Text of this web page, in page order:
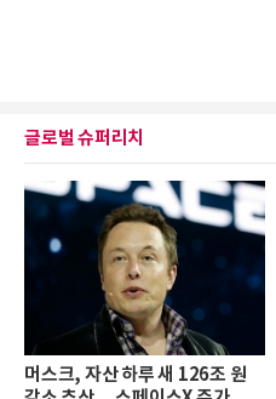
글로벌 슈퍼리치
머스크, 자산 하루 새 126조 원